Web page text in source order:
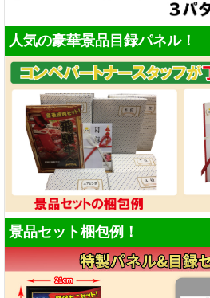
人気の豪華景品目録パネル！
景品セット梱包例！